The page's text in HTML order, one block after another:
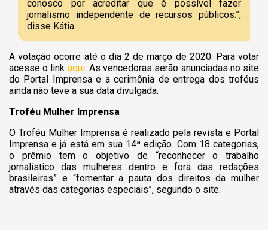
conosco por acreditar que é possível fazer
jornalismo independente de recursos públicos.”,
disse Kátia.
A votação ocorre até o dia 2 de março de 2020. Para votar
acesse o link aqui. As vencedoras serão anunciadas no site
do Portal Imprensa e a cerimônia de entrega dos troféus
ainda não teve a sua data divulgada.
Troféu Mulher Imprensa
O Troféu Mulher Imprensa é realizado pela revista e Portal
Imprensa e já está em sua 14ª edição. Com 18 categorias,
o prêmio tem o objetivo de “reconhecer o trabalho
jornalístico das mulheres dentro e fora das redações
brasileiras” e “fomentar a pauta dos direitos da mulher
através das categorias especiais”, segundo o site.